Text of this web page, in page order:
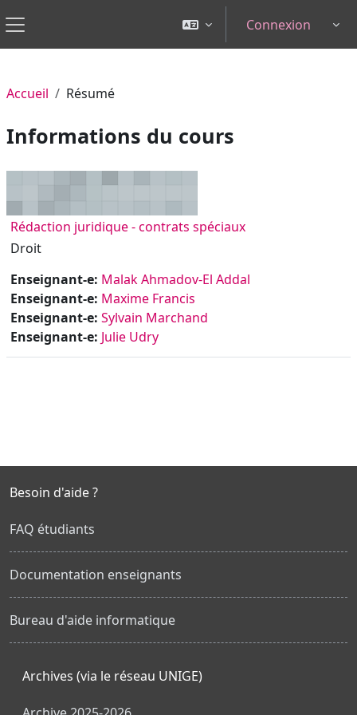
Panneau latéral
Connexion
Accueil Résumé
Informations du cours
Rédaction juridique - contrats spéciaux
Droit
Enseignant-e: Malak Ahmadov-El Addal
Enseignant-e: Maxime Francis
Enseignant-e: Sylvain Marchand
Enseignant-e: Julie Udry
Besoin d'aide ?
FAQ étudiants
Documentation enseignants
Bureau d'aide informatique
Archives (via le réseau UNIGE)